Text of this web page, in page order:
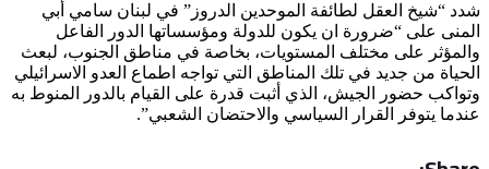
شدد “شيخ العقل لطائفة الموحدين الدروز” في لبنان سامي أبي
المنى على “ضرورة ان يكون للدولة ومؤسساتها الدور الفاعل
والمؤثر على مختلف المستويات، بخاصة في مناطق الجنوب، لبعث
الحياة من جديد في تلك المناطق التي تواجه اطماع العدو الاسرائيلي
وتواكب حضور الجيش، الذي أثبت قدرة على القيام بالدور المنوط به
عندما يتوفر القرار السياسي والاحتضان الشعبي”.